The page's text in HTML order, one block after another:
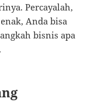
Percayalah,
Anda bisa
bisnis apa